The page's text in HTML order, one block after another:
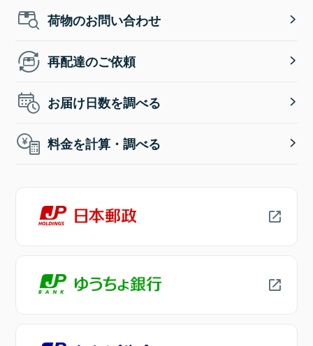
荷物のお問い合わせ
再配達のご依頼
お届け日数を調べる
料金を計算・調べる